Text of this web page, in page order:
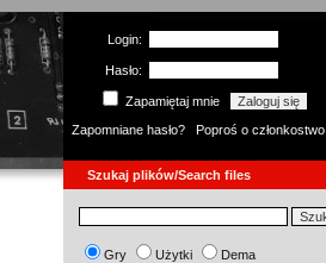
Login:
Hasło:
Zapamiętaj mnie
Zapomniane hasło?
Poproś o członkostwo
Szukaj plików/Search files
Gry Użytki Dema